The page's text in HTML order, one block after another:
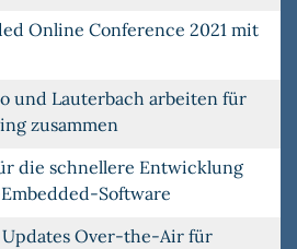
Online Conference 2021 mit
und Lauterbach arbeiten für
zusammen
die schnellere Entwicklung
Software
Over-the-Air für